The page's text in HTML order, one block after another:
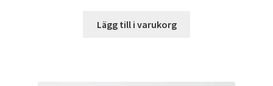
Lägg till i varukorg